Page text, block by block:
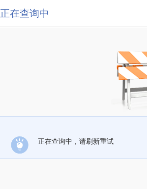
正在查询中
正在查询中，请刷新重试